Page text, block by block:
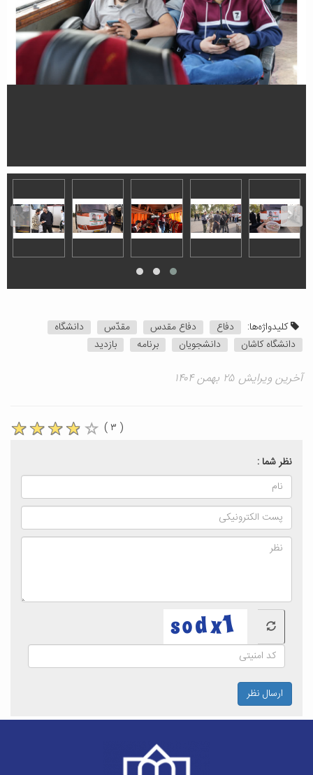
کلیدواژه‌ها: دفاع دفاع مقدس مقدّس
دانشگاه
دانشگاه کاشان
دانشجویان برنامه بازدید
آخرین ویرایش ۲۵ بهمن ۱۴۰۴
( ۳ )
نظر شما :
ارسال نظر